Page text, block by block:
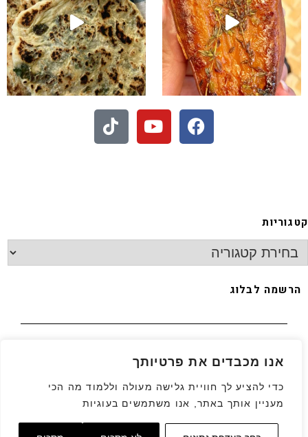
אנו מכבדים את פרטיותך
כדי להציע לך חוויית גלישה מעולה וללמוד מה הכי
מעניין אותך באתר, אנו משתמשים בעוגיות
- חיתוכיות ריבה וקוקוס
קטגוריות
הרשמה לבלוג